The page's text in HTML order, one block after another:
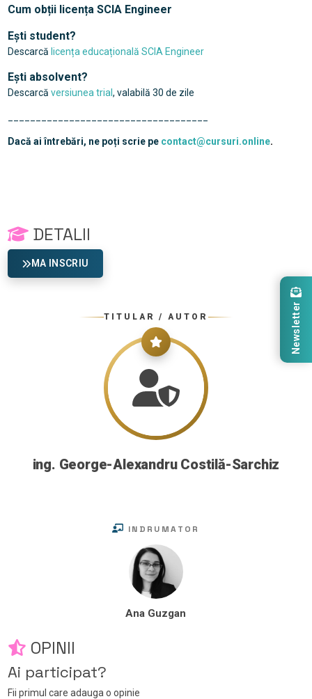
Cum obții licența SCIA Engineer
Ești student?
Descarcă licența educațională SCIA Engineer
Ești absolvent?
Descarcă versiunea trial , valabilă 30 de zile
Dacă ai întrebări, ne poți scrie pe contact@cursuri.online.
DETALII
MA INSCRIU
TITULAR / AUTOR
ing. George-Alexandru Costilă-Sarchiz
INDRUMATOR
Ana Guzgan
OPINII
Ai participat?
Fii primul care adauga o opinie
Newsletter